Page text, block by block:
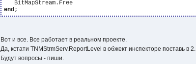
end
Вот и все. Все работает в реальном проекте.
Да, кстати TNMStrmServ.ReportLevel в обжект инспекторе поставь в 2.
Будут вопросы - пиши.